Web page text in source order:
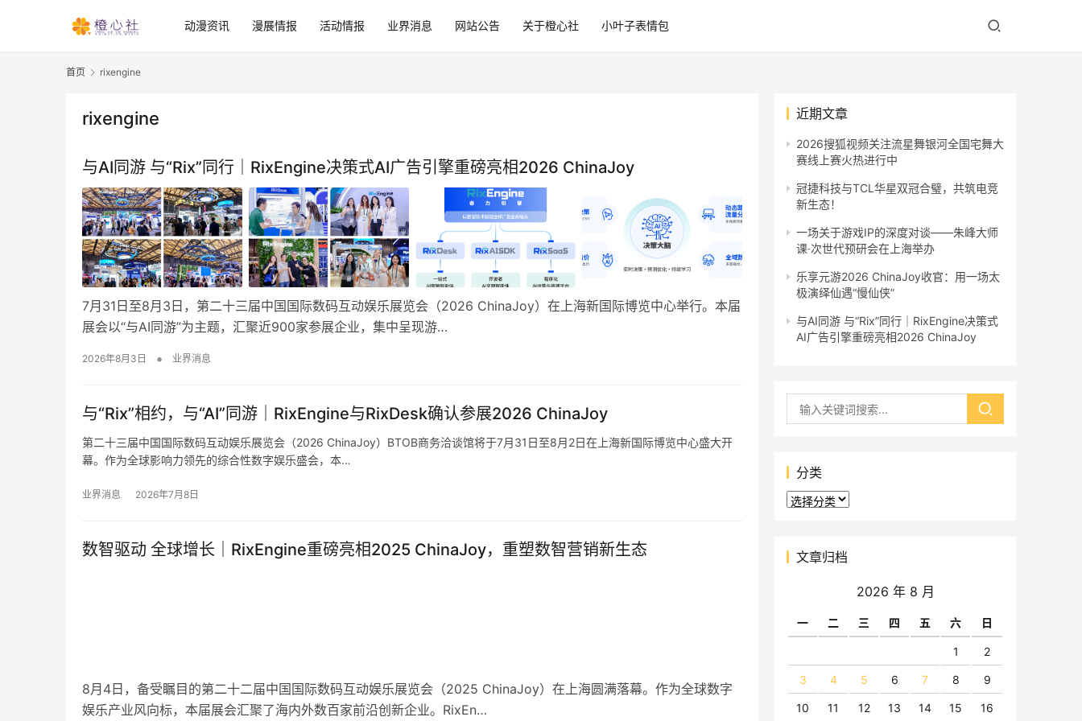
动漫资讯 漫展情报 活动情报 业界消息 网站公告 关于橙心社 小叶子表情包
首页 rixengine
rixengine
与AI同游 与“Rix”同行｜RixEngine决策式AI广告引擎重磅亮相2026 ChinaJoy
7月31日至8月3日，第二十三届中国国际数码互动娱乐展览会（2026 ChinaJoy）在上海新国际博览中心举行。本届
展会以“与AI同游”为主题，汇聚近900家参展企业，集中呈现游…
2026年8月3日 • 业界消息
与“Rix”相约，与“AI”同游｜RixEngine与RixDesk确认参展2026 ChinaJoy
第二十三届中国国际数码互动娱乐展览会（2026 ChinaJoy）BTOB商务洽谈馆将于7月31日至8月2日在上海新国际博览中心盛大开
幕。作为全球影响力领先的综合性数字娱乐盛会，本…
业界消息 2026年7月8日
数智驱动 全球增长｜RixEngine重磅亮相2025 ChinaJoy，重塑数智营销新生态
8月4日，备受瞩目的第二十二届中国国际数码互动娱乐展览会（2025 ChinaJoy）在上海圆满落幕。作为全球数字
娱乐产业风向标，本届展会汇聚了海内外数百家前沿创新企业。RixEn…
近期文章
2026搜狐视频关注流星舞银河全国宅舞大
赛线上赛火热进行中
冠捷科技与TCL华星双冠合璧，共筑电竞
新生态！
一场关于游戏IP的深度对谈——朱峰大师
课·次世代预研会在上海举办
乐享元游2026 ChinaJoy收官：用一场太
极演绎仙遇“慢仙侠”
与AI同游 与“Rix”同行｜RixEngine决策式
AI广告引擎重磅亮相2026 ChinaJoy
分类
分
文章归档
2026 年 8 月
一 二 三 四 五 六 日
1 2
3 4 5 6 7 8 9
10 11 12 13 14 15 16